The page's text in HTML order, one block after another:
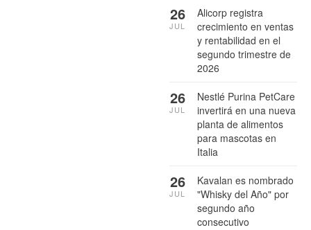
Alicorp registra
crecimiento en ventas
y rentabilidad en el
segundo trimestre de
2026
26
JUL
Nestlé Purina PetCare
invertirá en una nueva
planta de alimentos
para mascotas en
Italia
26
JUL
Kavalan es nombrado
"Whisky del Año" por
segundo año
consecutivo
26
JUL